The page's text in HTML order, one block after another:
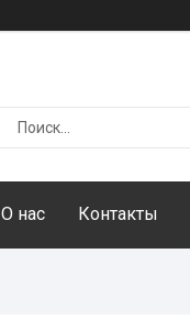
О нас Контакты